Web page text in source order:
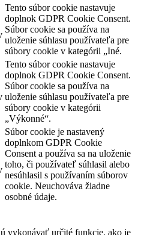
Tento súbor cookie nastavuje
doplnok GDPR Cookie Consent.
Súbor cookie sa používa na
uloženie súhlasu používateľa pre
súbory cookie v kategórii „Iné.
Tento súbor cookie nastavuje
doplnok GDPR Cookie Consent.
Súbor cookie sa používa na
uloženie súhlasu používateľa pre
súbory cookie v kategórii
„Výkonné“.
Súbor cookie je nastavený
doplnkom GDPR Cookie
Consent a používa sa na uloženie
toho, či používateľ súhlasil alebo
nesúhlasil s používaním súborov
cookie. Neuchováva žiadne
osobné údaje.
vykonávať určité funkcie, ako je